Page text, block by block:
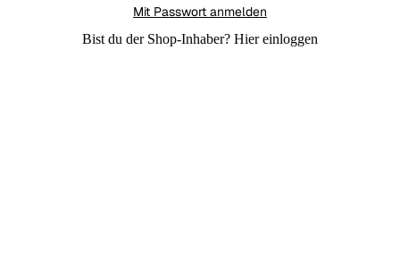
Mit Passwort anmelden
Bist du der Shop-Inhaber? Hier einloggen